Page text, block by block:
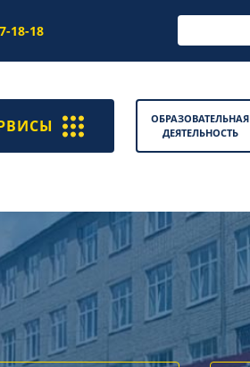
18-18
ОБРАЗОВАТЕЛЬНАЯ
ДЕЯТЕЛЬНОСТЬ